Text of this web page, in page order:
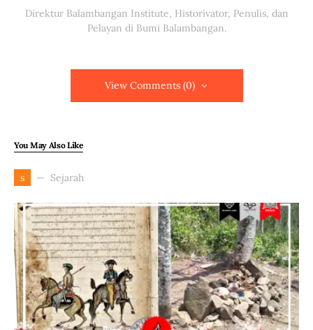
Direktur Balambangan Institute, Historivator, Penulis, dan
Pelayan di Bumi Balambangan.
View Comments (0)
You May Also Like
s Sejarah